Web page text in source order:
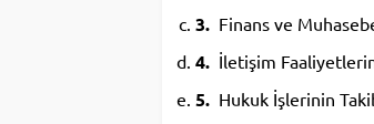
Finans ve
İletişim
Hukuk İşlerinin